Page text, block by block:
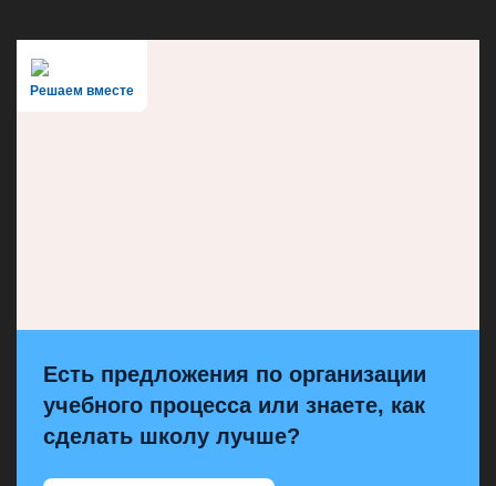
Решаем вместе
Есть предложения по организации
учебного процесса или знаете, как
сделать школу лучше?